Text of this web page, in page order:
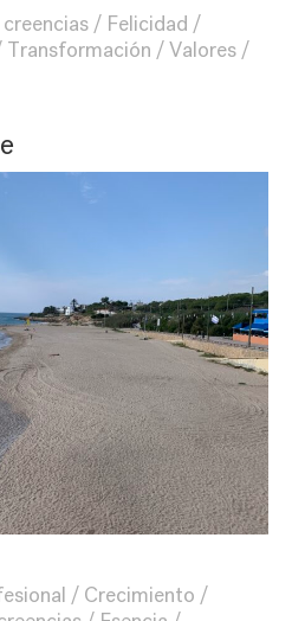
creencias
Felicidad
Transformación
Valores
Crecimiento